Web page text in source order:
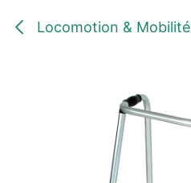
Locomotion & Mobilité